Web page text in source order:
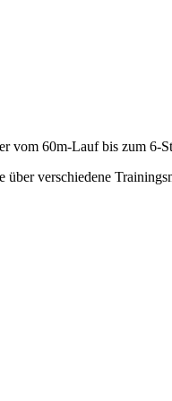
vom 60m-Lauf bis zum 6-
verschiedene